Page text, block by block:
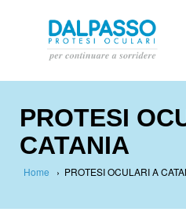
PROTESI
CATANIA
Home › PROTESI OCULARI A